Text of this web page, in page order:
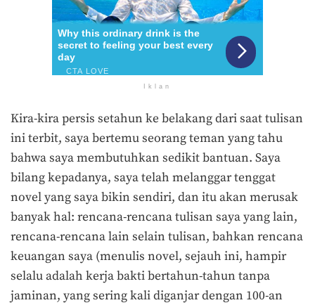
Iklan
Kira-kira persis setahun ke belakang dari saat tulisan
ini terbit, saya bertemu seorang teman yang tahu
bahwa saya membutuhkan sedikit bantuan. Saya
bilang kepadanya, saya telah melanggar tenggat
novel yang saya bikin sendiri, dan itu akan merusak
banyak hal: rencana-rencana tulisan saya yang lain,
rencana-rencana lain selain tulisan, bahkan rencana
keuangan saya (menulis novel, sejauh ini, hampir
selalu adalah kerja bakti bertahun-tahun tanpa
jaminan, yang sering kali diganjar dengan 100-an